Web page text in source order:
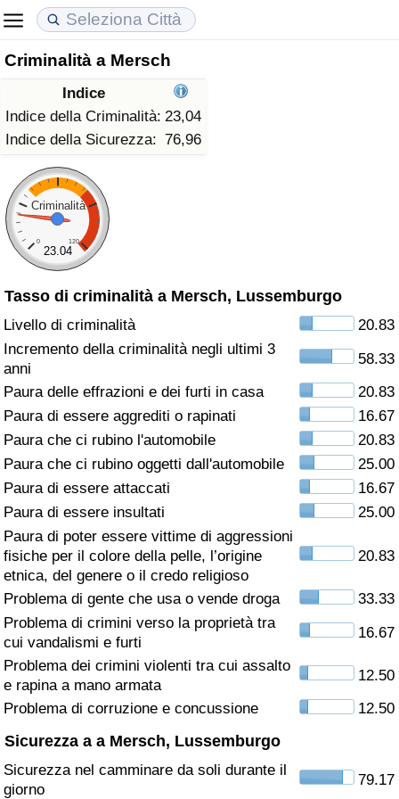
Criminalità a Mersch
Indice
Indice della Criminalità: 23,04
Indice della Sicurezza: 76,96
Criminalità
0 120
23.04
Tasso di criminalità a Mersch, Lussemburgo
Livello di criminalità
20.83
Incremento della criminalità negli ultimi 3
anni
58.33
Paura delle effrazioni e dei furti in casa
20.83
Paura di essere aggrediti o rapinati
16.67
Paura che ci rubino l'automobile
20.83
Paura che ci rubino oggetti dall'automobile
25.00
Paura di essere attaccati
16.67
Paura di essere insultati
25.00
Paura di poter essere vittime di aggressioni
fisiche per il colore della pelle, l’origine
etnica, del genere o il credo religioso
20.83
Problema di gente che usa o vende droga
33.33
Problema di crimini verso la proprietà tra
cui vandalismi e furti
16.67
Problema dei crimini violenti tra cui assalto
e rapina a mano armata
12.50
Problema di corruzione e concussione
12.50
Sicurezza a a Mersch, Lussemburgo
Sicurezza nel camminare da soli durante il
giorno
79.17
Costo della vita
Indice Del Costo Della Vita (corrente)
Indice Del Costo Della Vita
Indice del Costo della Vita per Nazione
ad Aqaba
Prezzi degli immobili
Indice del Prezzo delle Case (Corrente)
Indice del Prezzo delle Case
Indice del Prezzo delle Case per Nazione
Qualità della Vita
Indice della Qualità della Vita
Indice della Qualità della Vita (Corrente)
Indice della qualità della vita per Paese
Criminalità
Indice del Tasso di Criminalità (Corrente)
Indice della Criminalità
Indice di criminalità per paese
Assistenza Sanitaria
Indice dell’Assistenza Sanitaria (Corrente)
Indice dell’Assistenza Sanitaria
Indice dell’Assistenza Sanitaria per
Nazione
Inquinamento
Indice dell’Inquinamento (Corrente)
Indice dell’Inquinamento per Nazione